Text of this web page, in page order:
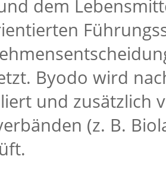
dem
Byodo wird
und zusätzlich
(z. B.